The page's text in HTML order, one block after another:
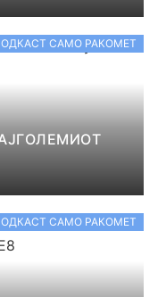
САМО РАКОМЕТ
САМО РАКОМЕТ